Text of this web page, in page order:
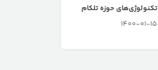
تکنولوژی‌های حوزه تلکام
1400-01-15